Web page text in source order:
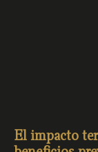
El impacto